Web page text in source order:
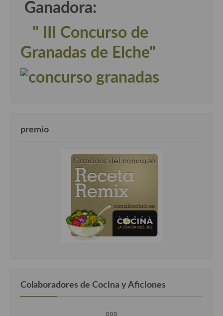
Ganadora:
" III Concurso de
Granadas de Elche"
premio
Colaboradores de Cocina y Aficiones
ooo